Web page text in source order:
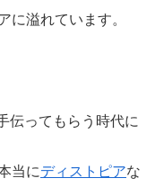
に溢れています。
伝ってもらう時代に
当にディストピアな